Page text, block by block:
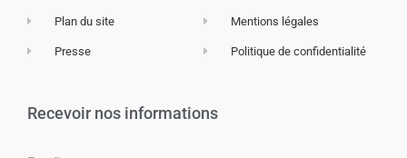
Plan du site
Presse
Mentions légales
Politique de confidentialité
Recevoir nos informations